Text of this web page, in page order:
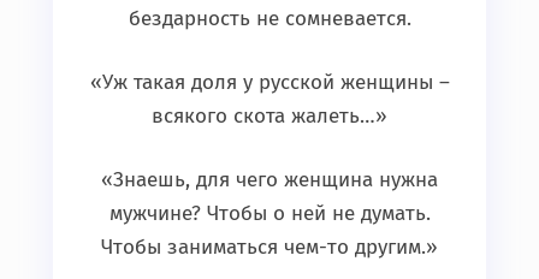
бездарность не сомневается.
«Уж такая доля у русской женщины –
всякого скота жалеть…»
«Знаешь, для чего женщина нужна
мужчине? Чтобы о ней не думать.
Чтобы заниматься чем-то другим.»